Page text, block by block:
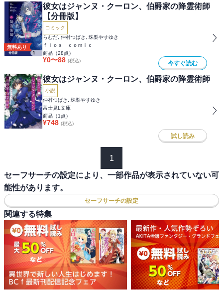
無料あり
彼女はジャンヌ・クーロン、伯爵家の降霊術師
【分冊版】
コミック
らむだ, 仲村つばき, 珠梨やすゆき
ｆｌｏｓ ｃｏｍｉｃ
商品（28点）
¥0〜88 (税込) 今すぐ読む
彼女はジャンヌ・クーロン、伯爵家の降霊術師
小説
仲村つばき, 珠梨やすゆき
富士見L文庫
商品（1 点）
¥748 (税込)
試し読み
1
セーフサーチの設定により、一部作品が表示されていない可
能性があります。
セーフサーチの設定
関連する特集